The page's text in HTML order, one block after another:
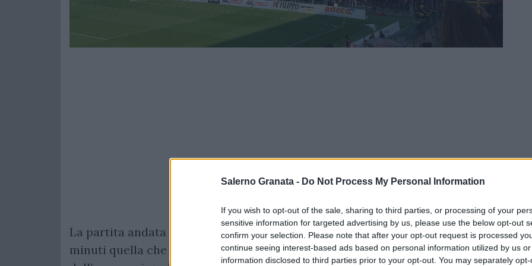
Salerno Granata - Do Not Process My Personal Information
If you wish to opt-out of the sale, sharing to third parties, or processing of your
sensitive information for targeted advertising by us, please use the below opt-out
confirm your selection. Please note that after your opt-out request is processed
continue seeing interest-based ads based on personal information utilized by us
information disclosed to third parties prior to your opt-out. You may separately
La partita andata in scena ieri al «Maradona» di Napoli, ha racchiuso in 94
minuti quella che è l’essenza dl calcio, in poche parole il «rispetto